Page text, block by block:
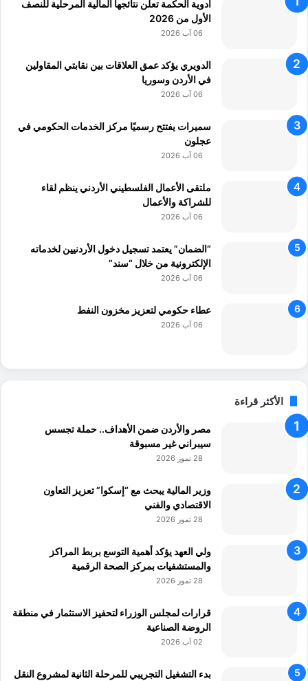
و
ا
ل
ل
أدوية الحكمة تعلن نتائجها المالية المرحلية للنصف
الأول من 2026
06 آب 2026
الدويري يؤكد عمق العلاقات بين نقابتي المقاولين
في الأردن وسوريا
06 آب 2026
سميرات يفتتح رسميًا مركز الخدمات الحكومي في
عجلون
06 آب 2026
ملتقى الأعمال الفلسطيني الأردني ينظم لقاء
للشراكة والأعمال
06 آب 2026
“الضمان” يعتمد تسجيل دخول الأردنيين لخدماته
الإلكترونية من خلال “سند”
06 آب 2026
عطاء حكومي لتعزيز مخزون النفط
06 آب 2026
الأكثر قراءة
مصر والأردن ضمن الأهداف.. حملة تجسس
سيبراني غير مسبوقة
28 تموز 2026
وزير المالية يبحث مع “إسكوا” تعزيز التعاون
الاقتصادي والفني
28 تموز 2026
ولي العهد يؤكد أهمية التوسع بربط المراكز
والمستشفيات بمركز الصحة الرقمية
28 تموز 2026
قرارات لمجلس الوزراء لتحفيز الاستثمار في منطقة
الروضة الصناعية
02 آب 2026
بدء التشغيل التجريبي للمرحلة الثانية لمشروع النقل